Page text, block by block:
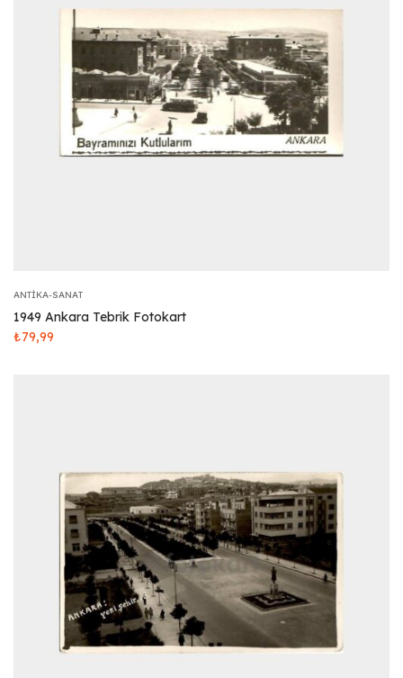
ANTIKA-SANAT
1949 Ankara Tebrik Fotokart
₺79,99